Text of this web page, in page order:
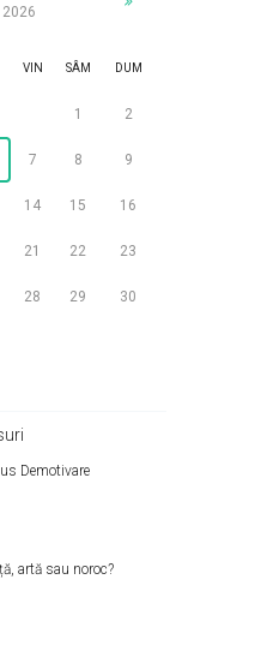
2026
VIN SÂM DUM
1 2
7 8 9
14 15 16
21 22 23
28 29 30
Demotivare
artă sau noroc?